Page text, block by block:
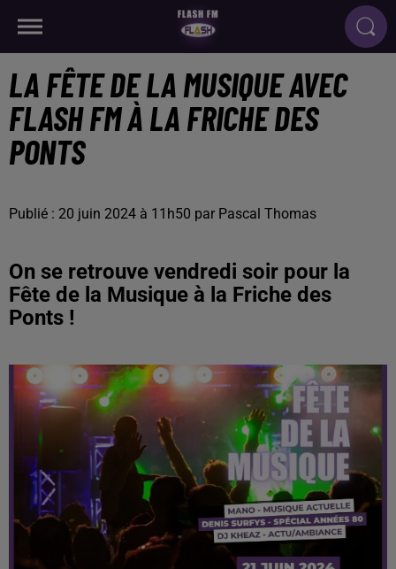
LA FÊTE DE LA MUSIQUE AVEC
FLASH FM À LA FRICHE DES
PONTS
Publié : 20 juin 2024 à 11h50 par Pascal Thomas
On se retrouve vendredi soir pour la
Fête de la Musique à la Friche des
Ponts !